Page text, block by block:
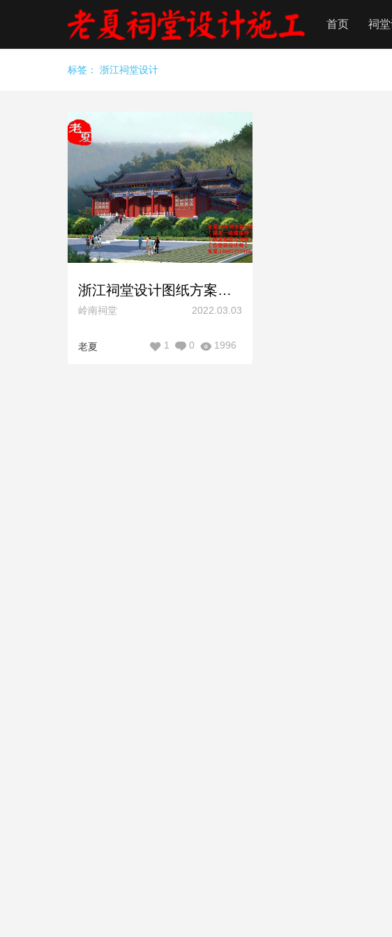
首页 祠
标签： 浙江祠堂设计
浙江祠堂设计图纸方案，浙江金华宗祠设计平面图，杭州温州台州祠堂设计
岭南祠堂 2022.03.03
老夏 1996
0
1